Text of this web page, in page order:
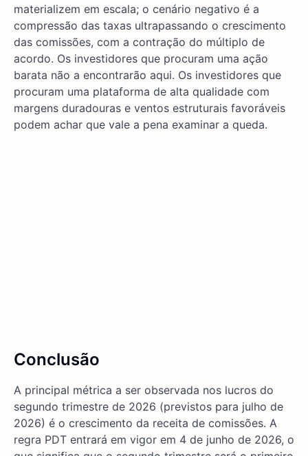
materializem em escala; o cenário negativo é a
compressão das taxas ultrapassando o crescimento
das comissões, com a contração do múltiplo de
acordo. Os investidores que procuram uma ação
barata não a encontrarão aqui. Os investidores que
procuram uma plataforma de alta qualidade com
margens duradouras e ventos estruturais favoráveis
podem achar que vale a pena examinar a queda.
Conclusão
A principal métrica a ser observada nos lucros do
segundo trimestre de 2026 (previstos para julho de
2026) é o crescimento da receita de comissões. A
regra PDT entrará em vigor em 4 de junho de 2026, o